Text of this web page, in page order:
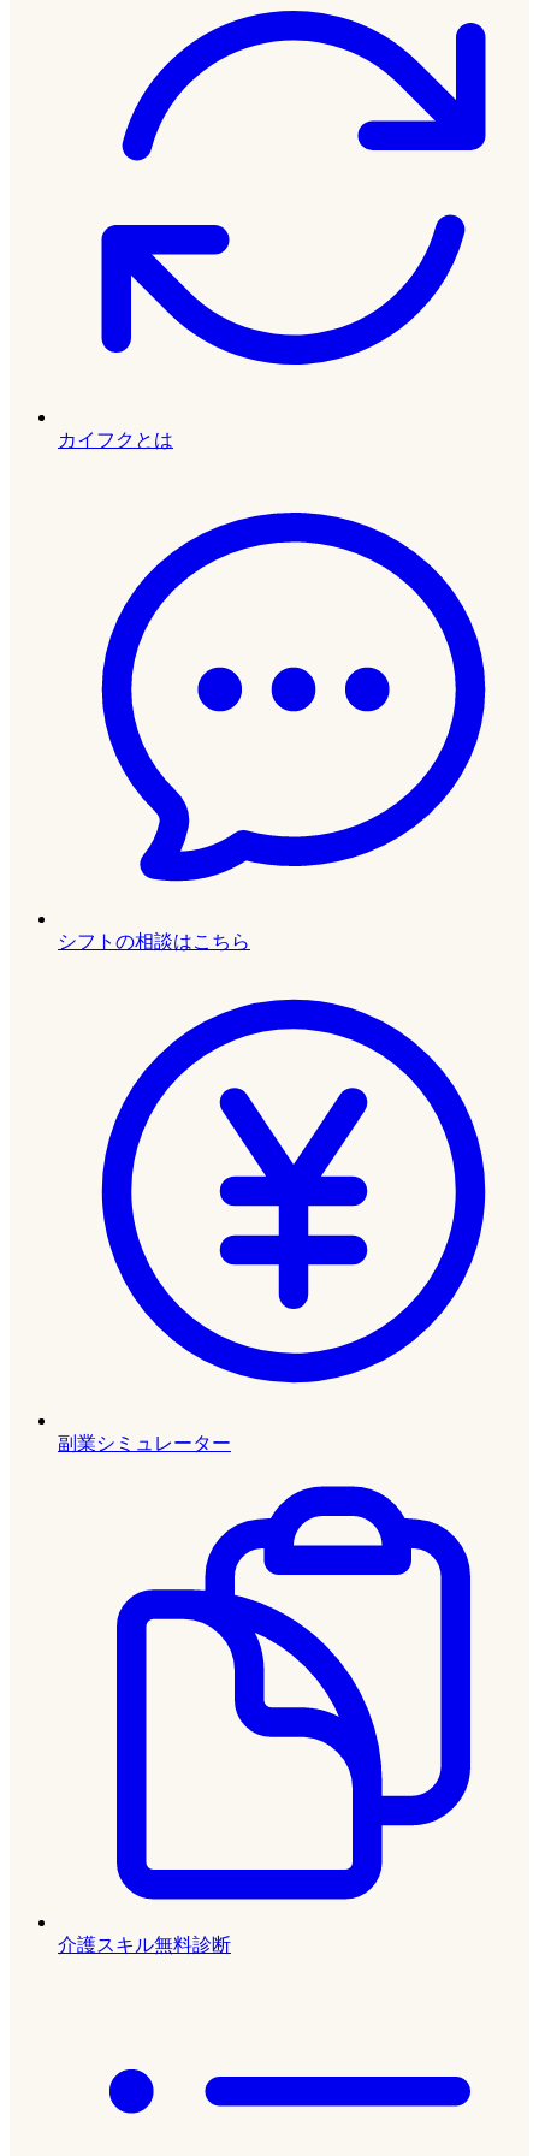
カイフクとは
シフトの相談はこちら
副業シミュレーター
介護スキル無料診断